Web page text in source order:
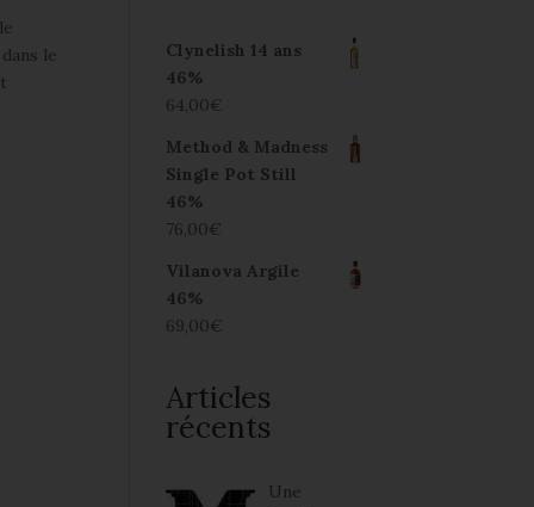
le
Clynelish 14 ans
46%
64,00€
Method & Madness
Single Pot Still
46%
76,00€
Vilanova Argile
46%
69,00€
Articles
récents
Une